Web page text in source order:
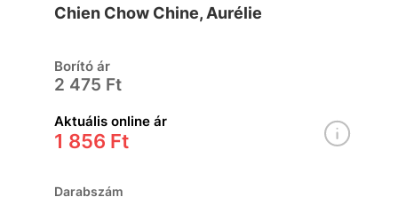
Chien Chow Chine, Aurélie
Borító ár
2 475 Ft
Aktuális online ár
1 856 Ft
Darabszám